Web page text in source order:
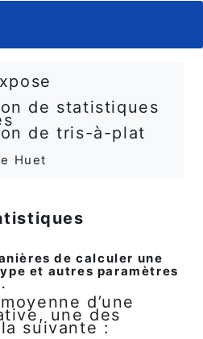
de statistiques
de tris-à-plat
Huet
de calculer une
et autres paramètres
d’une
une des
suivante :